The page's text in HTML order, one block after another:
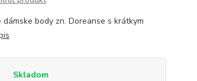
body zn. Doreanse s krátkym
Skladom